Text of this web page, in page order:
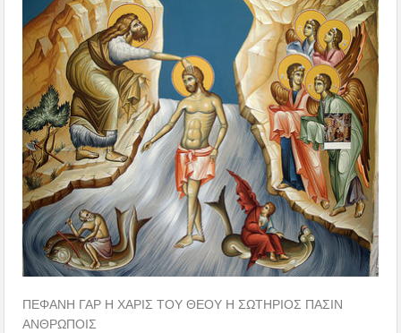
ΠΕΦΑΝΗ ΓΑΡ Η ΧΑΡΙΣ ΤΟΥ ΘΕΟΥ Η ΣΩΤΗΡΙΟΣ ΠΑΣΙΝ
ΑΝΘΡΩΠΟΙΣ